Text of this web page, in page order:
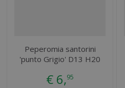
Peperomia santorini
'punto Grigio' D13 H20
€ 6,95